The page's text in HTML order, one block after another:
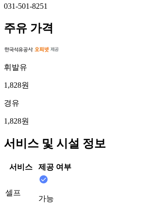
031-501-8251
주유 가격
휘발유
1,828원
경유
1,828원
서비스 및 시설 정보
서비스 제공 여부
셀프
가능